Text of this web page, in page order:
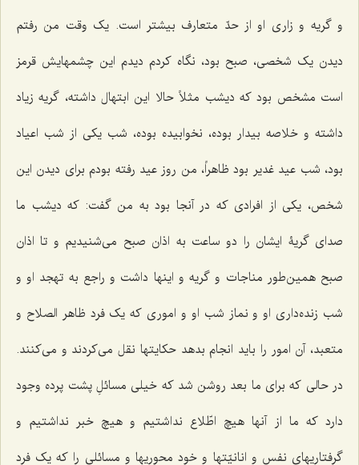
و گریه و زاری او از حدّ متعارف بیشتر است. یک وقت من رفتم
دیدن یک شخصی، صبح بود، نگاه کردم دیدم این چشمهایش قرمز
است مشخص بود که دیشب مثلاً حالا این ابتهال داشته، گریه زیاد
داشته و خلاصه بیدار بوده، نخوابیده بوده، شب یکی از شب اعیاد
بود، شب عید غدیر بود ظاهراً، من روز عید رفته بودم برای دیدن این
شخص، یکی از افرادی که در آنجا بود به من گفت: که دیشب ما
صدای گریۀ ایشان را دو ساعت به اذان صبح می‌شنیدیم و تا اذان
صبح همین‌طور مناجات و گریه و اینها داشت و راجع به تهجد او و
شب زنده‌داری او و نماز شب او و اموری که یک فرد ظاهر الصلاح و
متعبد، آن امور را باید انجام بدهد حکایتها نقل می‌کردند و می‌کنند.
در حالی که برای ما بعد روشن شد که خیلی مسائلِ پشت پرده وجود
دارد که ما از آنها هیچ اطّلاع نداشتیم و هیچ خبر نداشتیم و
گرفتاریهای نفس و انانیّتها و خود محوریها و مسائلی را که یک فرد